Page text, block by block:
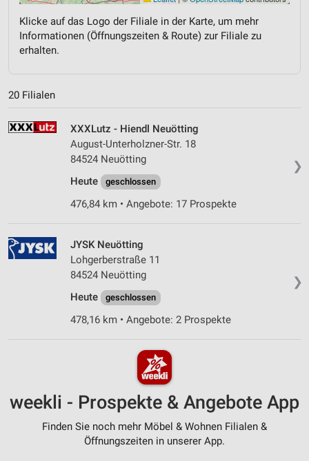
Klicke auf das Logo der Filiale in der Karte, um mehr
Informationen (Öffnungszeiten & Route) zur Filiale zu
erhalten.
20 Filialen
❯
XXXLutz - Hiendl Neuötting
August-Unterholzner-Str. 18
84524 Neuötting
Heute
geschlossen
476,84 km • Angebote: 17 Prospekte
❯
JYSK Neuötting
Lohgerberstraße 11
84524 Neuötting
Heute
geschlossen
478,16 km • Angebote: 2 Prospekte
weekli - Prospekte & Angebote App
Finden Sie noch mehr Möbel & Wohnen Filialen &
Öffnungszeiten in unserer App.